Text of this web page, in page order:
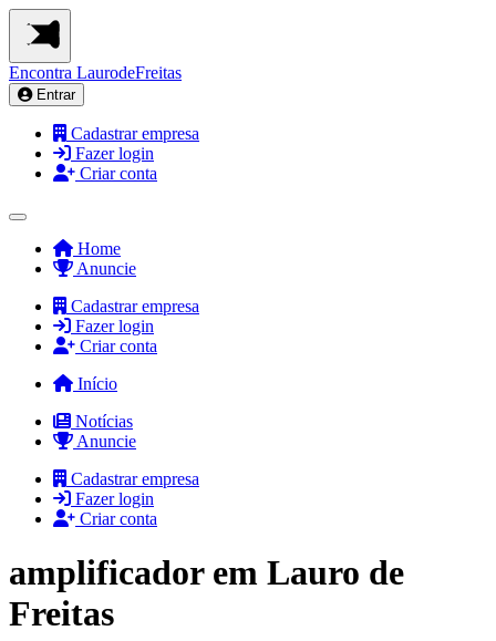
Encontra LaurodeFreitas
Entrar
Cadastrar empresa
Fazer login
Criar conta
Home
Anuncie
Cadastrar empresa
Fazer login
Criar conta
Início
Notícias
Anuncie
Cadastrar empresa
Fazer login
Criar conta
amplificador em Lauro de
Freitas